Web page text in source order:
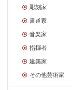
彫刻家
書道家
音楽家
指揮者
建築家
その他芸術家